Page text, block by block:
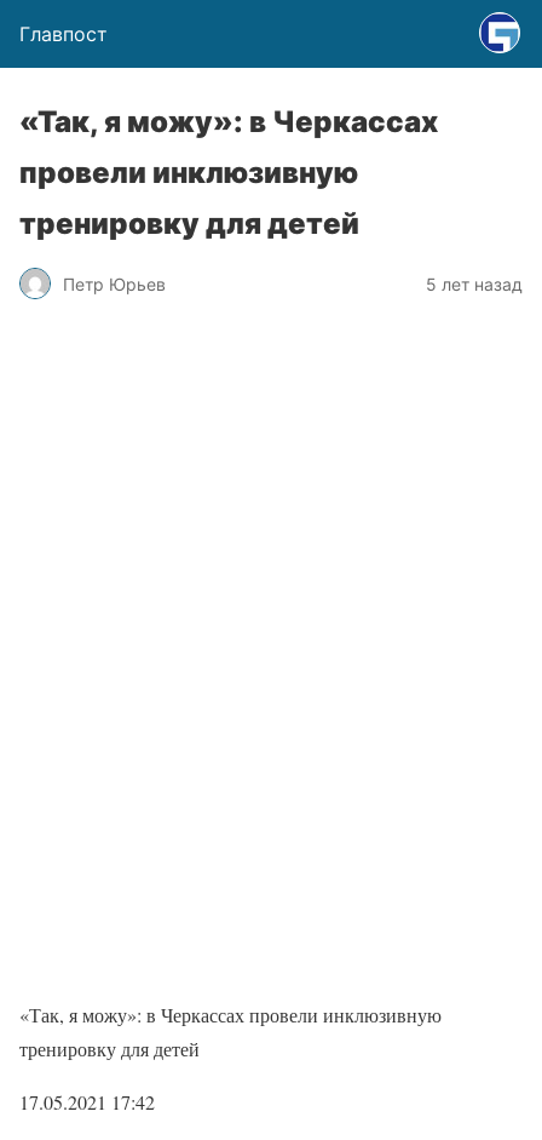
Главпост
«Так, я можу»: в Черкассах
провели инклюзивную
тренировку для детей
Петр Юрьев 5 лет назад
«Так, я можу»: в Черкассах провели инклюзивную
тренировку для детей
17.05.2021 17:42